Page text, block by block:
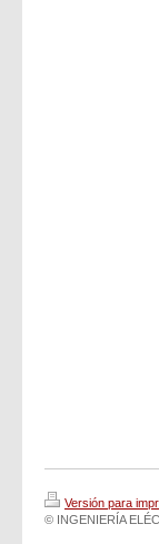
Versión para
© INGENIERÍA